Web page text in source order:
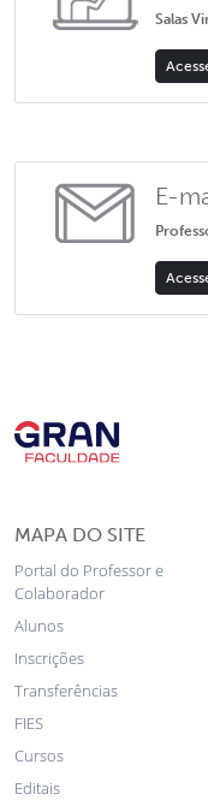
Salas
E-
MAPA DO SITE
Portal do Professor e
Colaborador
Alunos
Inscrições
Transferências
FIES
Cursos
Editais